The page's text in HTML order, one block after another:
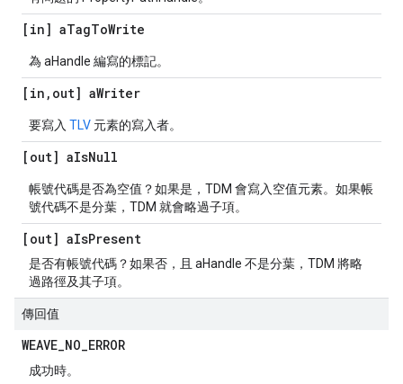
[in] aTagToWrite
為 aHandle 編寫的標記。
[in , out] aWriter
要寫入 TLV 元素的寫入者。
[out] aIsNull
帳號代碼是否為空值？如果是，TDM 會寫入空值元素。如果帳
號代碼不是分葉，TDM 就會略過子項。
[out] aIsPresent
是否有帳號代碼？如果否，且 aHandle 不是分葉，TDM 將略
過路徑及其子項。
傳回值
WEAVE_NO_ERROR
成功時。